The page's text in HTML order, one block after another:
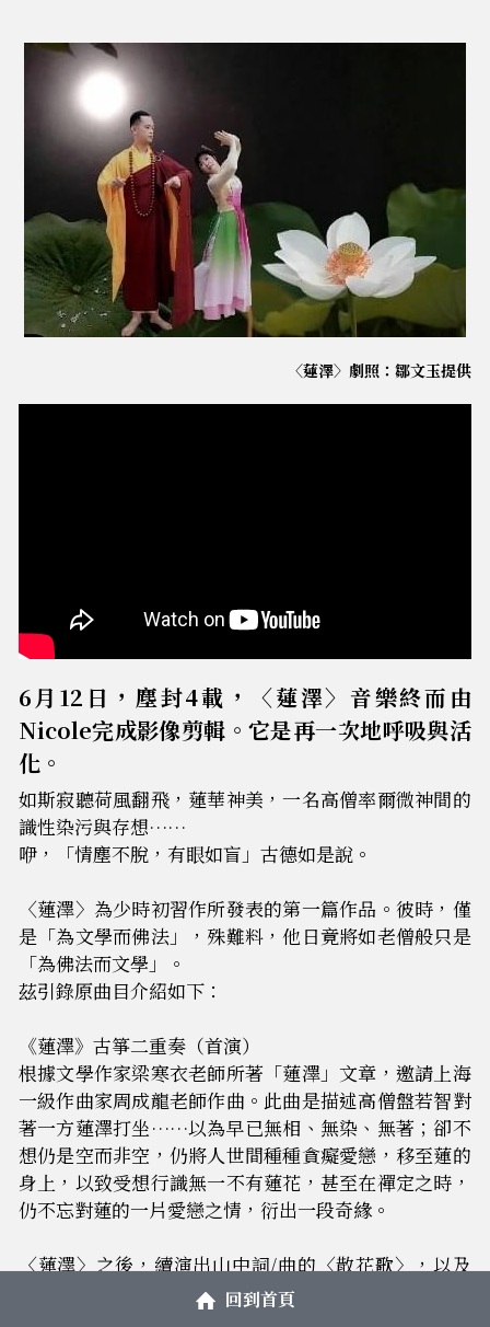
〈蓮澤〉劇照：鄒文玉提供
6月12日，塵封4載，〈蓮澤〉音樂終而由
Nicole完成影像剪輯。它是再一次地呼吸與活
化。
如斯寂聽荷風翻飛，蓮華神美，一名高僧率爾微神間的
識性染污與存想……
咿，「情塵不脫，有眼如盲」古德如是說。
〈蓮澤〉為少時初習作所發表的第一篇作品。彼時，僅
是「為文學而佛法」，殊難料，他日竟將如老僧般只是
「為佛法而文學」。
茲引錄原曲目介紹如下：
《蓮澤》古箏二重奏（首演）
根據文學作家梁寒衣老師所著「蓮澤」文章，邀請上海
一級作曲家周成龍老師作曲。此曲是描述高僧盤若智對
著一方蓮澤打坐……以為早已無相、無染、無著；卻不
想仍是空而非空，仍將人世間種種貪癡愛戀，移至蓮的
身上，以致受想行識無一不有蓮花，甚至在禪定之時，
仍不忘對蓮的一片愛戀之情，衍出一段奇緣。
〈蓮澤〉之後，續演出山中詞/曲的〈散花歌〉，以及
周成龍老師新譜的〈涅槃之雪〉──〈蓮澤〉與〈涅槃
之雪〉均係鄒文玉和古箏樂團所出資委託製作和耕耘，
回到首頁